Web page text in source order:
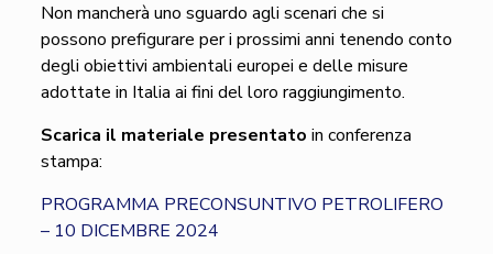
Non mancherà uno sguardo agli scenari che si
possono prefigurare per i prossimi anni tenendo conto
degli obiettivi ambientali europei e delle misure
adottate in Italia ai fini del loro raggiungimento.
Scarica il materiale presentato in conferenza
stampa:
PROGRAMMA PRECONSUNTIVO PETROLIFERO
– 10 DICEMBRE 2024